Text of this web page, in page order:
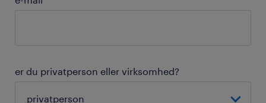
er du privatperson eller virksomhed?